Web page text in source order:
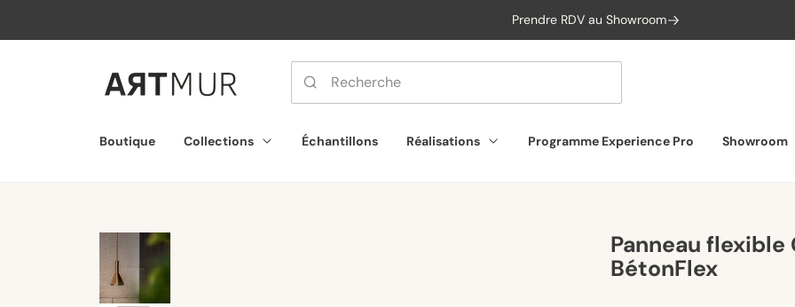
Prendre RDV au Showroom
Boutique Collections Échantillons Réalisations Programme Experience Pro Showroom
Panneau flexible
BétonFlex